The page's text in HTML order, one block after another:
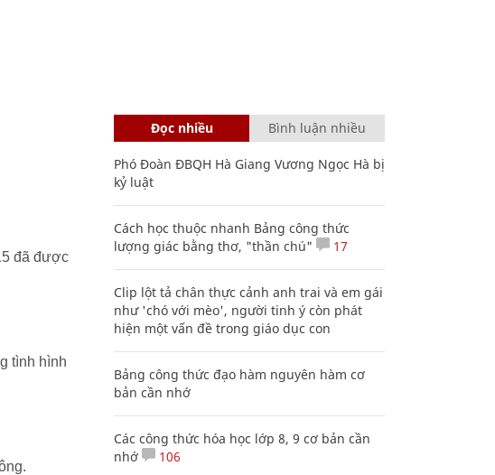
đã được
tình hình
Đọc nhiều Bình luận nhiều
Phó Đoàn ĐBQH Hà Giang Vương Ngọc Hà bị
kỷ luật
Cách học thuộc nhanh Bảng công thức
lượng giác bằng thơ, "thần chú"
17
Clip lột tả chân thực cảnh anh trai và em gái
như 'chó với mèo', người tinh ý còn phát
hiện một vấn đề trong giáo dục con
Bảng công thức đạo hàm nguyên hàm cơ
bản cần nhớ
Các công thức hóa học lớp 8, 9 cơ bản cần
nhớ
106